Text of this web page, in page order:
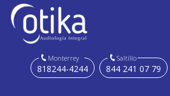
Monterrey
818244-4244
Saltillo
844 241 07 79